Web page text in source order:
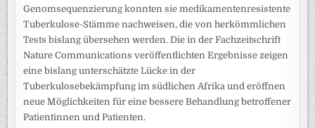
Genomsequenzierung konnten sie medikamentenresistente
Tuberkulose-Stämme nachweisen, die von herkömmlichen
Tests bislang übersehen werden. Die in der Fachzeitschrift
Nature Communications veröffentlichten Ergebnisse zeigen
eine bislang unterschätzte Lücke in der
Tuberkulosebekämpfung im südlichen Afrika und eröffnen
neue Möglichkeiten für eine bessere Behandlung betroffener
Patientinnen und Patienten.